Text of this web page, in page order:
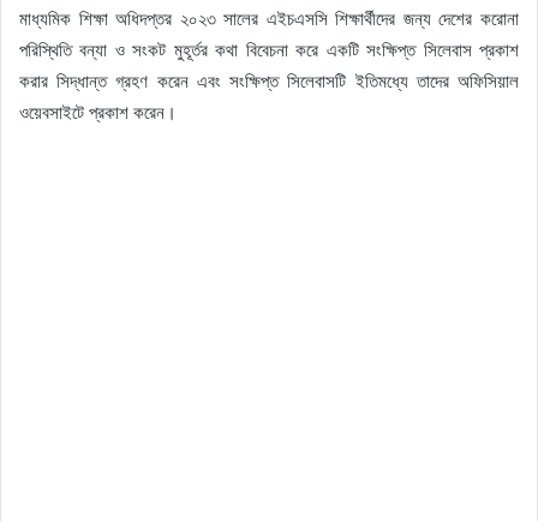
মাধ্যমিক শিক্ষা অধিদপ্তর ২০২৩ সালের এইচএসসি শিক্ষার্থীদের জন্য দেশের করোনা
পরিস্থিতি বন্যা ও সংকট মুহূর্তর কথা বিবেচনা করে একটি সংক্ষিপ্ত সিলেবাস প্রকাশ
করার সিদ্ধান্ত গ্রহণ করেন এবং সংক্ষিপ্ত সিলেবাসটি ইতিমধ্যে তাদের অফিসিয়াল
ওয়েবসাইটে প্রকাশ করেন।